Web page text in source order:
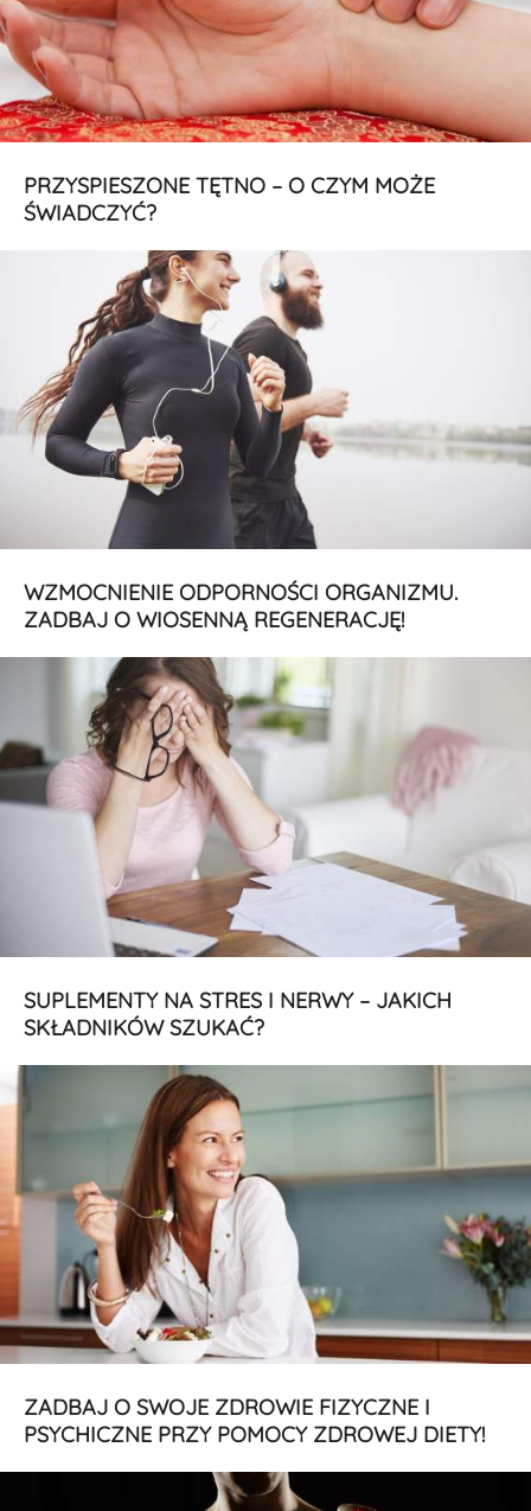
PRZYSPIESZONE TĘTNO – O CZYM MOŻE
ŚWIADCZYĆ?
WZMOCNIENIE ODPORNOŚCI ORGANIZMU.
ZADBAJ O WIOSENNĄ REGENERACJĘ!
SUPLEMENTY NA STRES I NERWY – JAKICH
SKŁADNIKÓW SZUKAĆ?
ZADBAJ O SWOJE ZDROWIE FIZYCZNE I
PSYCHICZNE PRZY POMOCY ZDROWEJ DIETY!